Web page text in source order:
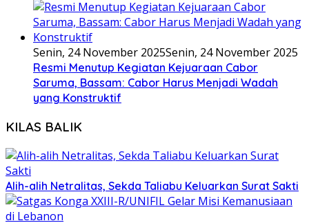
Senin, 24 November 2025Senin, 24 November 2025
Resmi Menutup Kegiatan Kejuaraan Cabor
Saruma, Bassam: Cabor Harus Menjadi Wadah
yang Konstruktif
KILAS BALIK
Alih-alih Netralitas, Sekda Taliabu Keluarkan Surat Sakti